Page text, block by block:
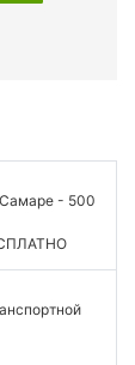
Самаре - 500